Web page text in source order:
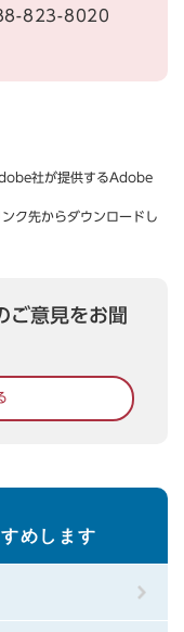
823-8020
社が提供するAdobe
ク先からダウンロードし
ご意見をお聞
めします